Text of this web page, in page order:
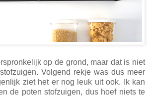
op de grond, maar dat is niet
Volgend rekje was dus meer
ziet het er nog leuk uit ook. Ik kan
de poten stofzuigen, dus hoef niets te